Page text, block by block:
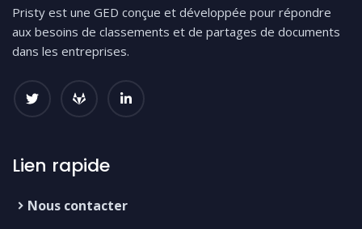
Pristy est une GED conçue et développée pour répondre
aux besoins de classements et de partages de documents
dans les entreprises.
Lien rapide
Nous contacter